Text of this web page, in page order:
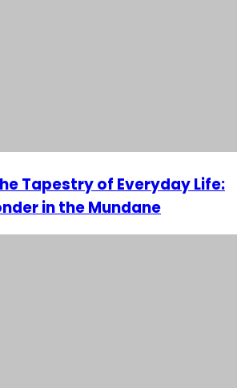
Tapestry of Everyday Life:
in the Mundane